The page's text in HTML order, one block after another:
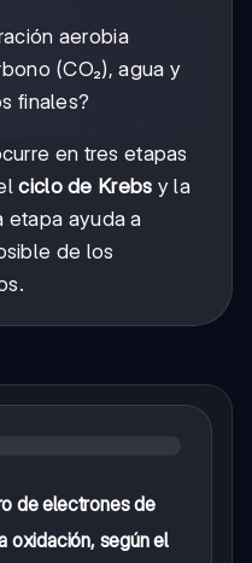
aerobia
(CO₂), agua y
finales?
en tres etapas
ciclo de Krebs y la
etapa ayuda a
de los
de electrones de
oxidación, según el